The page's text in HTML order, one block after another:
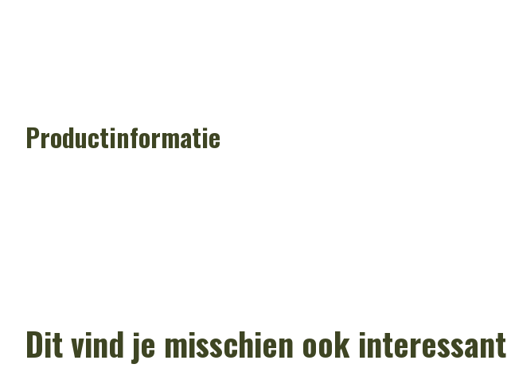
Productinformatie
Dit vind je misschien ook interessant